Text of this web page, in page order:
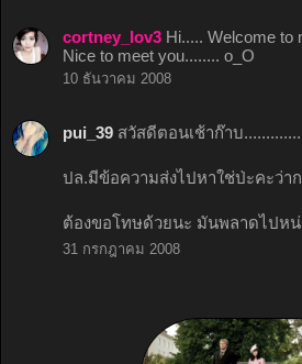
cortney_lov3 Hi..... Welcome to
Nice to meet you........ o_O
10 ธันวาคม 2008
pui_39 สวัสดีตอนเช้าก๊าบ
ปล.มีข้อความส่งไปหาใช่ป่ะคะว่า
ต้องขอโทษด้วยนะ มันพลาดไปหน่
31 กรกฎาคม 2008